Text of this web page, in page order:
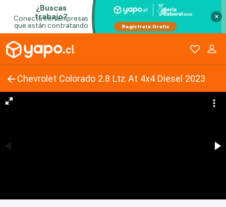
×
Chevrolet Colorado 2.8 Ltz At 4x4 Diesel 2023